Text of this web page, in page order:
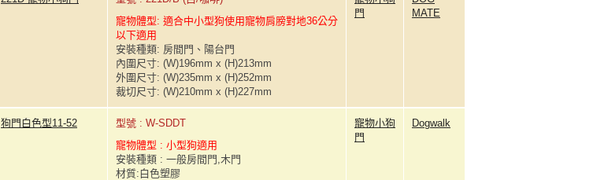
寵物體型: 適合中小型狗使用寵物肩膀對地36公分
以下適用
安裝種類: 房間門、陽台門
內圍尺寸: (W)196mm x (H)213mm
外圍尺寸: (W)235mm x (H)252mm
裁切尺寸: (W)210mm x (H)227mm
門
MATE
狗門白色型11-52
型號 : W-SDDT
寵物體型 : 小型狗適用
安裝種類 : 一般房間門,木門
材質:白色塑膠
寵物小狗
門
Dogwalk